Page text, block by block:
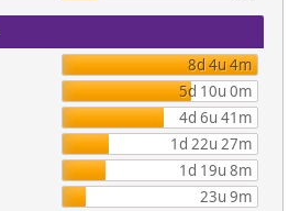
8d 4u 4m
5d 10u 0m
4d 6u 41m
1d 22u 27m
1d 19u 8m
23u 9m